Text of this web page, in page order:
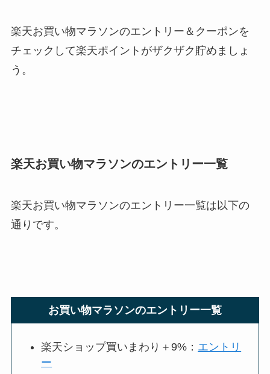
楽天お買い物マラソンのエントリー＆クーポンを
チェックして楽天ポイントがザクザク貯めましょ
う。
楽天お買い物マラソンのエントリー一覧
楽天お買い物マラソンのエントリー一覧は以下の
通りです。
お買い物マラソンのエントリー一覧
楽天ショップ買いまわり＋9%： エントリ
ー